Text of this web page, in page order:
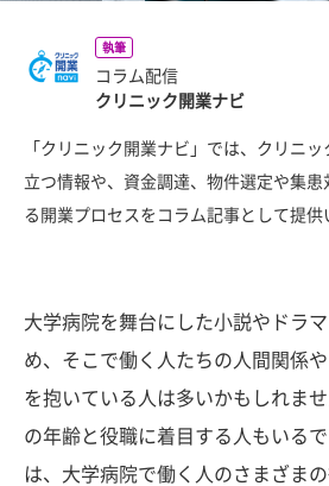
執筆
コラム配信
クリニック開業ナビ
「クリニック開業ナビ」では、クリニ
立つ情報や、資金調達、物件選定や集
る開業プロセスをコラム記事として提供
大学病院を舞台にした小説やドラ
め、そこで働く人たちの人間関係
を抱いている人は多いかもしれま
の年齢と役職に着目する人もいる
は、大学病院で働く人のさまざま